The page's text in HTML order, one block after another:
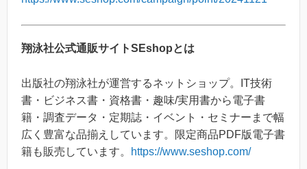
翔泳社公式通販サイトSEshopとは
出版社の翔泳社が運営するネットショップ。IT技術
書・ビジネス書・資格書・趣味/実⽤書から電⼦書
籍・調査データ・定期誌・イベント・セミナーまで幅
広く豊富な品揃えしています。限定商品PDF版電⼦書
籍も販売しています。
https://www.seshop.com/